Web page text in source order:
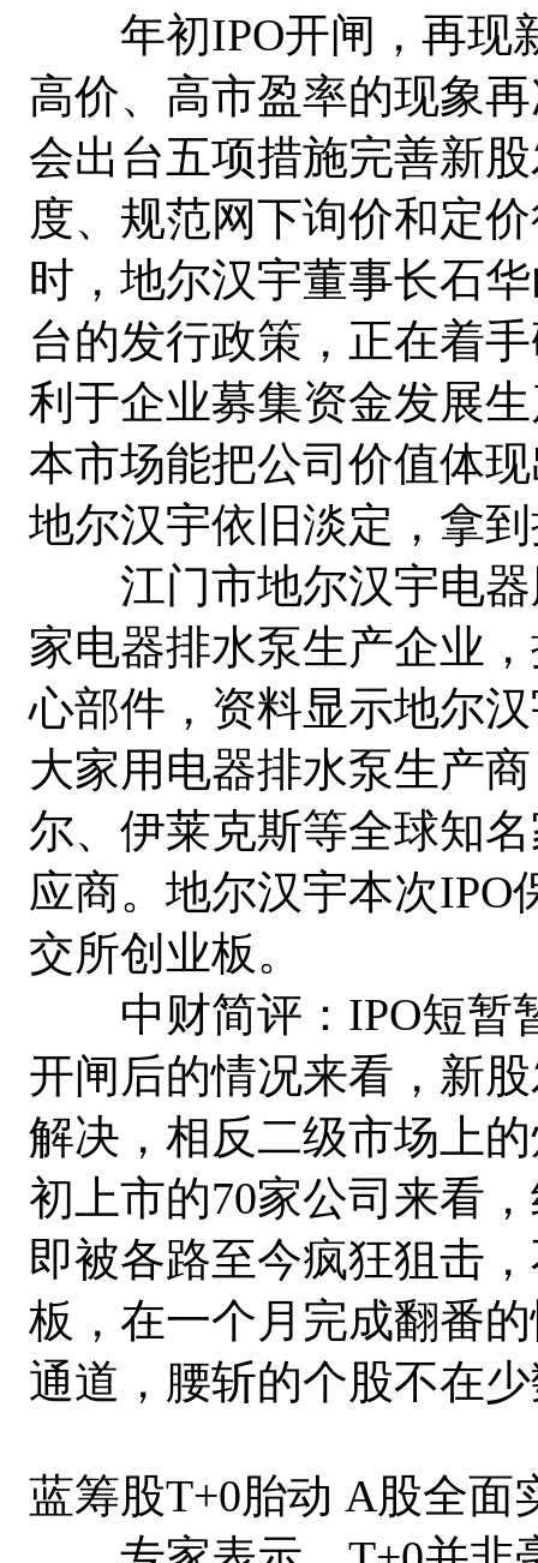
年初IPO开闸，再现
高价、高市盈率的现象
会出台五项措施完善新
度、规范网下询价和定
时，地尔汉宇董事长石
台的发行政策，正在着
利于企业募集资金发展
本市场能把公司价值体
地尔汉宇依旧淡定，拿
江门市地尔汉宇电器
家电器排水泵生产企业
心部件，资料显示地尔
大家用电器排水泵生产
尔、伊莱克斯等全球知
应商。地尔汉宇本次
交所创业板。
中财简评：IPO短暂
开闸后的情况来看，新
解决，相反二级市场上
初上市的70家公司来看
即被各路至今疯狂狙击
板，在一个月完成翻番
通道，腰斩的个股不在
蓝筹股T+0胎动 A股全面